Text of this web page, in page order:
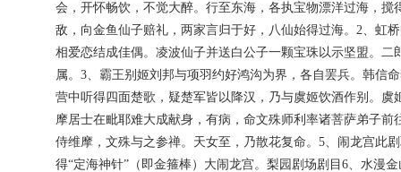
会，开怀畅饮，不觉大醉。行至东海，各执宝物漂洋过海，
敌，向金鱼仙子赔礼，两家言归于好，八仙始得过海。2、虹
相爱恋结成佳偶。凌波仙子并送白公子一颗宝珠以示坚盟。
属。3、霸王别姬刘邦与项羽约好鸿沟为界，各自罢兵。韩信
营中听得四面楚歌，疑楚军皆以降汉，乃与虞姬饮酒作别。
摩居士在毗耶难大成献身，有病，命文殊师利率诸菩萨弟子
侍维摩，文殊与之参禅。天女至，乃散花复命。5、闹龙宫此
得“定海神针”（即金箍棒）大闹龙宫。梨园剧场剧目6、水漫